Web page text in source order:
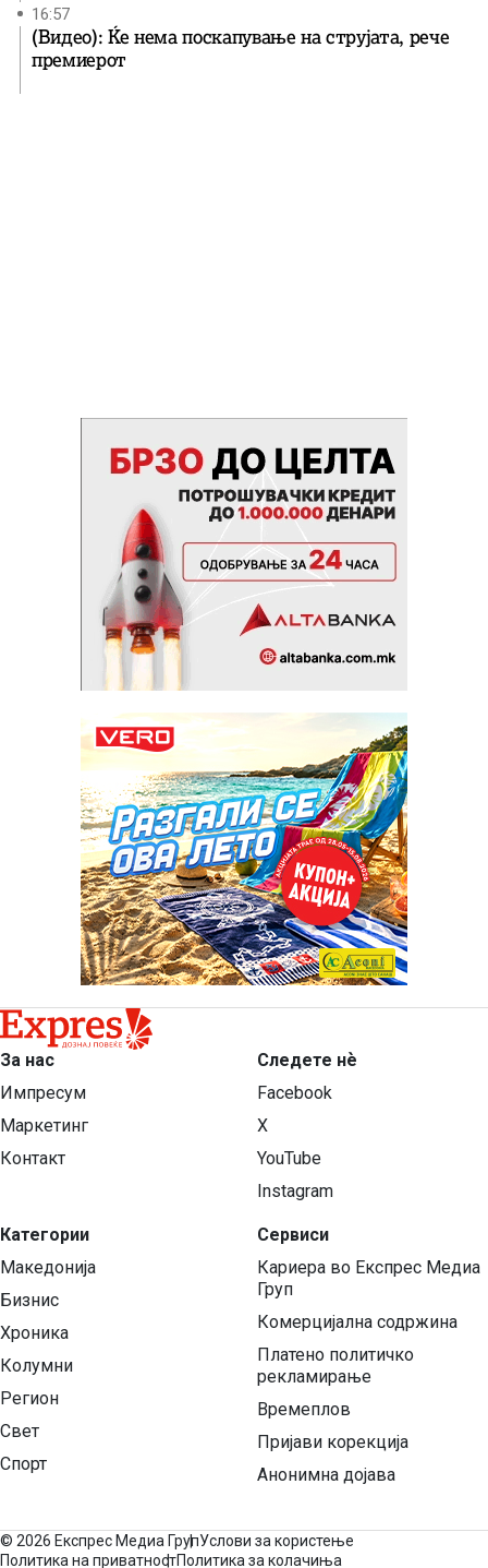
16:57
(Видео): Ќе нема поскапување на струјата, рече
премиерот
За нас
Импресум
Маркетинг
Контакт
Категории
Македонија
Бизнис
Хроника
Колумни
Регион
Свет
Спорт
Следете нѐ
Facebook
X
YouTube
Instagram
Сервиси
Кариера во Експрес Медиа
Груп
Комерцијална содржина
Платено политичко
рекламирање
Времеплов
Пријави корекција
Анонимна дојава
© 2026 Експрес Медиа ГрупУслови за користење
Политика на приватностПолитика за колачиња